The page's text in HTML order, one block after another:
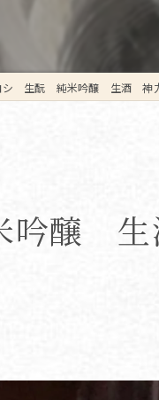
シ 生酛 純米吟醸 生酒
吟醸